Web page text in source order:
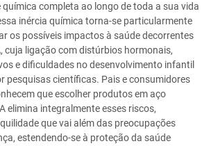
completa ao longo de toda a sua vida
inércia química torna-se particularmente
os possíveis impactos à saúde decorrentes
cuja ligação com distúrbios hormonais,
e dificuldades no desenvolvimento infantil
pesquisas científicas. Pais e consumidores
que escolher produtos em aço
elimina integralmente esses riscos,
que vai além das preocupações
estendendo-se à proteção da saúde